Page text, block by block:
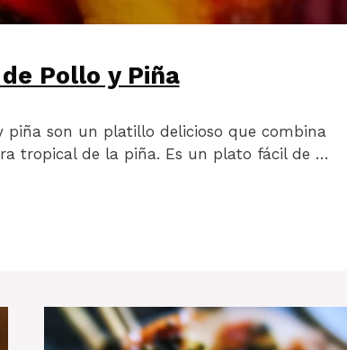
Pollo y Piña
piña son un platillo delicioso que combina
tropical de la piña. Es un plato fácil de …